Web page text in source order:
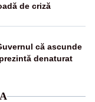
de criză
că ascunde
denaturat